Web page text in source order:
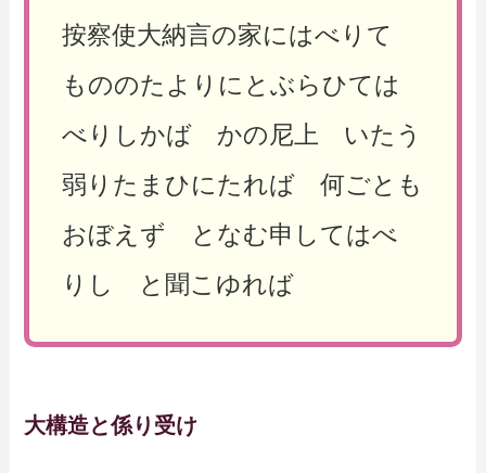
按察使大納言の家にはべりて
もののたよりにとぶらひては
べりしかば かの尼上 いたう
弱りたまひにたれば 何ごとも
おぼえず となむ申してはべ
りし と聞こゆれば
大構造と係り受け